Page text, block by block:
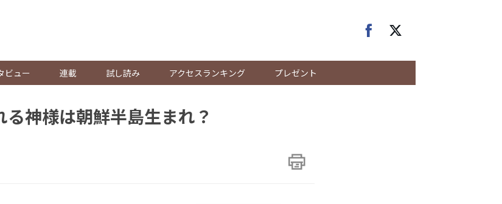
ビュー 連載 試し読み アクセスランキング プレゼント
神様は朝鮮半島生まれ？